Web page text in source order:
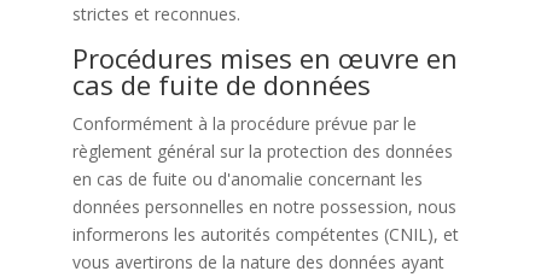
strictes et reconnues.
Procédures mises en œuvre en
cas de fuite de données
Conformément à la procédure prévue par le
règlement général sur la protection des données
en cas de fuite ou d'anomalie concernant les
données personnelles en notre possession, nous
informerons les autorités compétentes (CNIL), et
vous avertirons de la nature des données ayant